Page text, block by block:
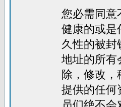
您必需同意
健康的或是
久性的被封
地址的所有
除，修改
提供的任何